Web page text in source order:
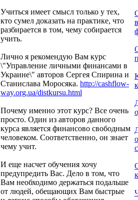
Учиться имеет смысл только у тех,
кто сумел доказать на практике, что
разбирается в том, чему собирается
учить.
Лично я рекомендую Вам курс
\"Управление личными финансами в
Украине\" авторов Сергея Спирина и
Станислава Моросяка. http://cashflow-
way.org.ua/distkursu.html
Почему именно этот курс? Все очень
просто. Один из авторов данного
курса является финансово свободным
человеком. Соответственно, он знает
чему учит.
И еще насчет обучения хочу
предупредить Вас. Дело в том, что
Вам необходимо держаться подальше
от людей, обещающих Вам быстрые